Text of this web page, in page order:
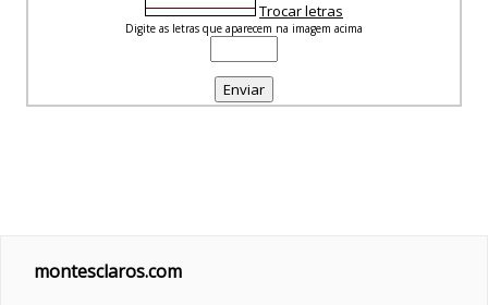
Trocar letras
Digite as letras que aparecem na imagem acima
montesclaros.com